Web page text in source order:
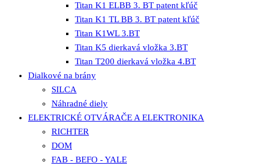
Titan K1 ELBB 3. BT patent kľúč
Titan K1 TL BB 3. BT patent kľúč
Titan K1WL 3.BT
Titan K5 dierkavá vložka 3.BT
Titan T200 dierkavá vložka 4.BT
Dialkové na brány
SILCA
Náhradné diely
ELEKTRICKÉ OTVÁRAČE A ELEKTRONIKA
RICHTER
DOM
FAB - BEFO - YALE